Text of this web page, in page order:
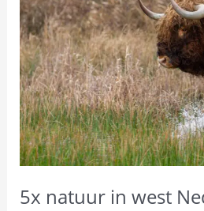
5x natuur in west
in
west
Nederland